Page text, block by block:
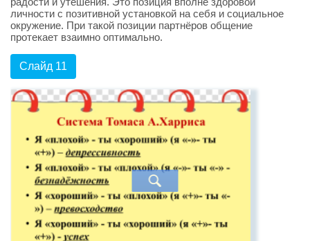
личности с позитивной установкой на себя и социальное
окружение. При такой позиции партнёров общение
протекает взаимно оптимально.
Слайд 11